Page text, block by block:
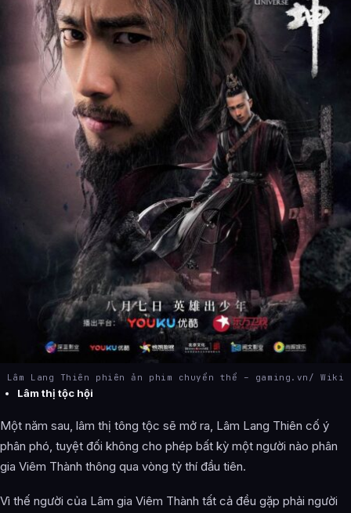
Lâm Lang Thiên phiên ản phim chuyển thể – gaming.vn/ Wiki
Lâm thị tộc hội
Một năm sau, lâm thị tông tộc sẽ mở ra, Lâm Lang Thiên cố ý
phân phó, tuyệt đối không cho phép bất kỳ một người nào phân
gia Viêm Thành thông qua vòng tỷ thí đầu tiên.
Vì thế người của Lâm gia Viêm Thành tất cả đều gặp phải người